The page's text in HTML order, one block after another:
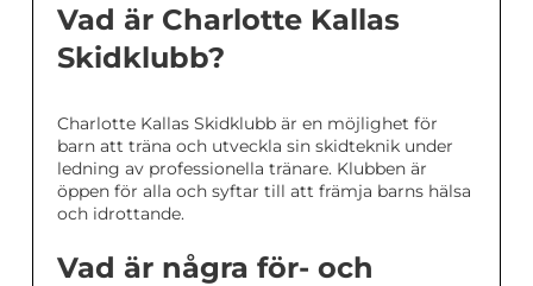
Vad är Charlotte Kallas
Skidklubb?
Charlotte Kallas Skidklubb är en möjlighet för
barn att träna och utveckla sin skidteknik under
ledning av professionella tränare. Klubben är
öppen för alla och syftar till att främja barns hälsa
och idrottande.
Vad är några för- och